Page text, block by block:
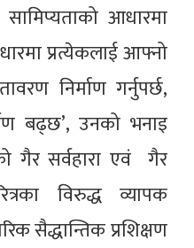
आधारमा
प्रत्येकलाई आफ्नो
निर्माण गर्नुपर्छ,
बढ्छ’, उनको भनाइ
गैर सर्वहारा एवं गैर
विरुद्ध व्यापक
सैद्धान्तिक प्रशिक्षण